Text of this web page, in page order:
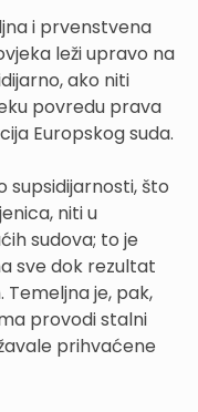
i prvenstvena
leži upravo na
ako niti
povredu prava
Europskog suda.
supsidijarnosti, što
niti u
sudova; to je
sve dok rezultat
Temeljna je, pak,
provodi stalni
prihvaćene